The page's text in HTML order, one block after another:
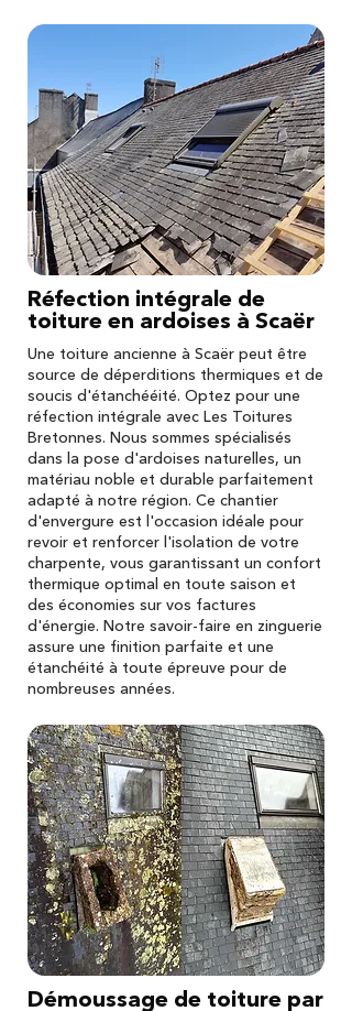
Réfection intégrale de
toiture en ardoises à Scaër
Une toiture ancienne à Scaër peut être
source de déperditions thermiques et de
soucis d'étanchééité. Optez pour une
réfection intégrale avec Les Toitures
Bretonnes. Nous sommes spécialisés
dans la pose d'ardoises naturelles, un
matériau noble et durable parfaitement
adapté à notre région. Ce chantier
d'envergure est l'occasion idéale pour
revoir et renforcer l'isolation de votre
charpente, vous garantissant un confort
thermique optimal en toute saison et
des économies sur vos factures
d'énergie. Notre savoir-faire en zinguerie
assure une finition parfaite et une
étanchéité à toute épreuve pour de
nombreuses années.
Démoussage de toiture par